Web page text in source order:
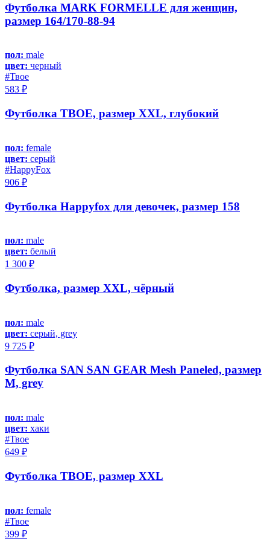
Футболка MARK FORMELLE для женщин,
размер 164/170-88-94
пол: male
цвет: черный
#Твое
583 ₽
Футболка ТВОЕ, размер XXL, глубокий
пол: female
цвет: серый
#HappyFox
906 ₽
Футболка Happyfox для девочек, размер 158
пол: male
цвет: белый
1 300 ₽
Футболка, размер XXL, чёрный
пол: male
цвет: серый, grey
9 725 ₽
Футболка SAN SAN GEAR Mesh Paneled, размер
M, grey
пол: male
цвет: хаки
#Твое
649 ₽
Футболка ТВОЕ, размер XXL
пол: female
#Твое
399 ₽